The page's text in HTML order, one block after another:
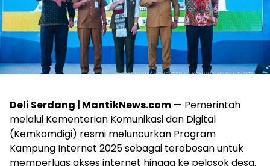
Deli Serdang | MantikNews.com — Pemerintah
melalui Kementerian Komunikasi dan Digital
(Kemkomdigi) resmi meluncurkan Program
Kampung Internet 2025 sebagai terobosan untuk
memperluas akses internet hingga ke pelosok desa.